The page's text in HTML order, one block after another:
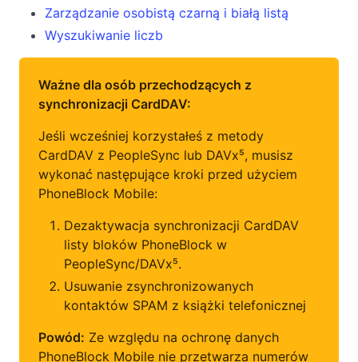
Zarządzanie osobistą czarną i białą listą
Wyszukiwanie liczb
Ważne dla osób przechodzących z
synchronizacji CardDAV:
Jeśli wcześniej korzystałeś z metody
CardDAV z PeopleSync lub DAVx⁵, musisz
wykonać następujące kroki przed użyciem
PhoneBlock Mobile:
Dezaktywacja synchronizacji CardDAV
listy bloków PhoneBlock w
PeopleSync/DAVx⁵.
Usuwanie zsynchronizowanych
kontaktów SPAM z książki telefonicznej
Powód: Ze względu na ochronę danych
PhoneBlock Mobile nie przetwarza numerów